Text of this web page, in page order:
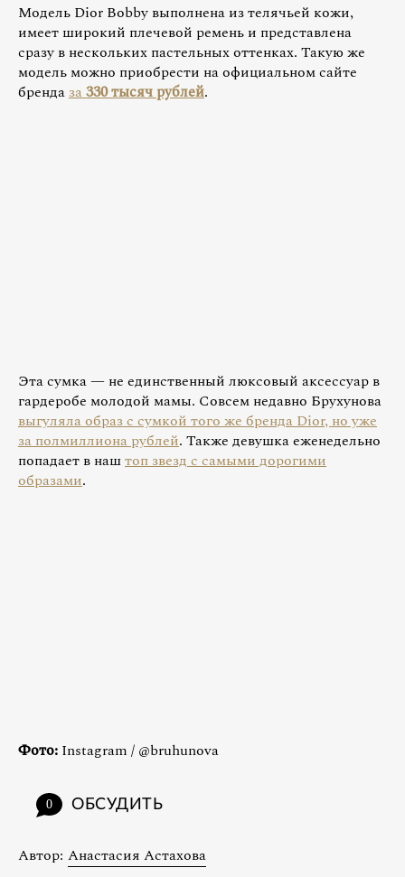
Модель Dior Bobby выполнена из телячьей кожи,
имеет широкий плечевой ремень и представлена
сразу в нескольких пастельных оттенках. Такую же
модель можно приобрести на официальном сайте
бренда за330 тысяч рублей.
Эта сумка — не единственный люксовый аксессуар в
гардеробе молодой мамы. Совсем недавно Брухунова
выгуляла образ с сумкой того же бренда Dior, но уже
за полмиллиона рублей. Также девушка еженедельно
попадает в наштоп звезд с самыми дорогими
образами.
Фото: Instagram / @bruhunova
0 ОБСУДИТЬ
Автор: Анастасия Астахова